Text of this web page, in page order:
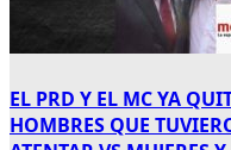
EL PRD Y EL MC YA
HOMBRES QUE